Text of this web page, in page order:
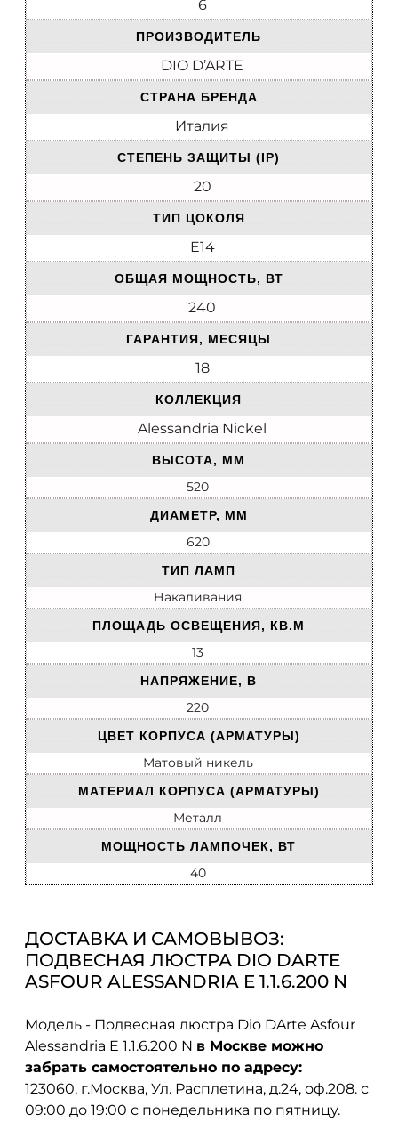
6
ПРОИЗВОДИТЕЛЬ
DIO D’ARTE
СТРАНА БРЕНДА
Италия
СТЕПЕНЬ ЗАЩИТЫ (IP)
20
ТИП ЦОКОЛЯ
E14
ОБЩАЯ МОЩНОСТЬ, ВТ
240
ГАРАНТИЯ, МЕСЯЦЫ
18
КОЛЛЕКЦИЯ
Alessandria Nickel
ВЫСОТА, ММ
520
ДИАМЕТР, ММ
620
ТИП ЛАМП
Накаливания
ПЛОЩАДЬ ОСВЕЩЕНИЯ, КВ.М
13
НАПРЯЖЕНИЕ, В
220
ЦВЕТ КОРПУСА (АРМАТУРЫ)
Матовый никель
МАТЕРИАЛ КОРПУСА (АРМАТУРЫ)
Металл
МОЩНОСТЬ ЛАМПОЧЕК, ВТ
40
ДОСТАВКА И САМОВЫВОЗ:
ПОДВЕСНАЯ ЛЮСТРА DIO DARTE
ASFOUR ALESSANDRIA E 1.1.6.200 N
Модель - Подвесная люстра Dio DArte Asfour
Alessandria E 1.1.6.200 N в Москве можно
забрать самостоятельно по адресу:
123060, г.Москва, Ул. Расплетина, д.24, оф.208. с
09:00 до 19:00 с понедельника по пятницу.